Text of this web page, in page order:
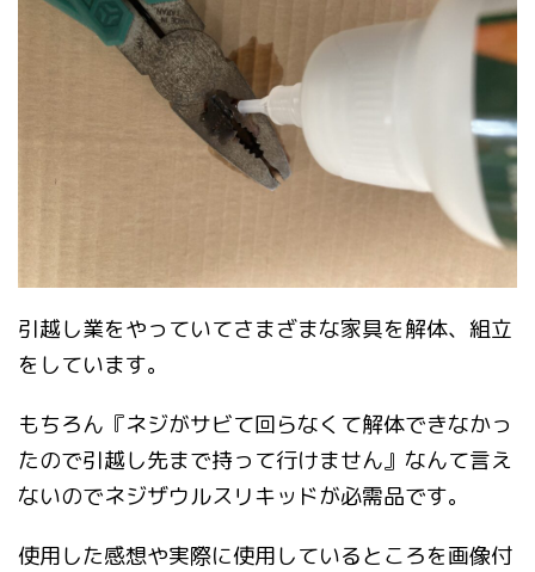
引越し業をやっていてさまざまな家具を解体、組立
をしています。
もちろん『ネジがサビて回らなくて解体できなかっ
たので引越し先まで持って行けません』なんて言え
ないのでネジザウルスリキッドが必需品です。
使用した感想や実際に使用しているところを画像付